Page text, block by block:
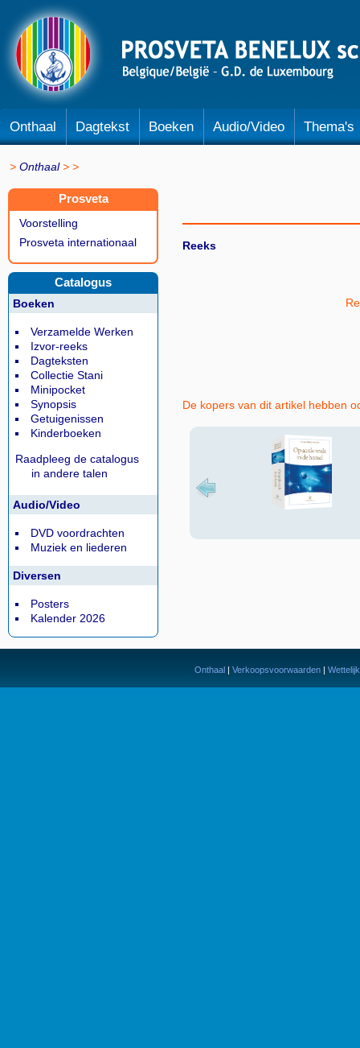
Onthaal Dagtekst Boeken Audio/Video Thema's
Onthaal
Prosveta
Voorstelling
Prosveta internationaal
Catalogus
Boeken
Verzamelde Werken
Izvor-reeks
Dagteksten
Collectie Stani
Minipocket
Synopsis
Getuigenissen
Kinderboeken
Raadpleeg de catalogus
in andere talen
Audio/Video
DVD voordrachten
Muziek en liederen
Diversen
Posters
Kalender 2026
Reeks
De kopers van dit artikel hebben
Onthaal Verkoopsvoorwaarden